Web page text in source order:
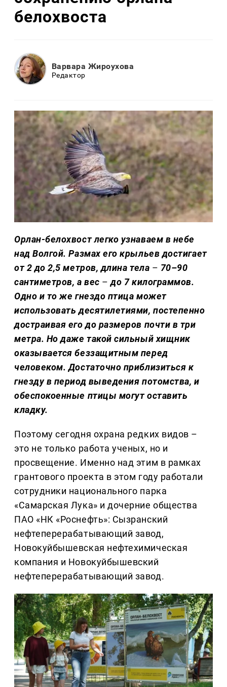
белохвоста
Варвара Жироухова
Редактор
Орлан-белохвост легко узнаваем в небе
над Волгой. Размах его крыльев достигает
от 2 до 2,5 метров, длина тела – 70–90
сантиметров, а вес – до 7 килограммов.
Одно и то же гнездо птица может
использовать десятилетиями, постепенно
достраивая его до размеров почти в три
метра. Но даже такой сильный хищник
оказывается беззащитным перед
человеком. Достаточно приблизиться к
гнезду в период выведения потомства, и
обеспокоенные птицы могут оставить
кладку.
Поэтому сегодня охрана редких видов –
это не только работа ученых, но и
просвещение. Именно над этим в рамках
грантового проекта в этом году работали
сотрудники национального парка
«Самарская Лука» и дочерние общества
ПАО «НК «Роснефть»: Сызранский
нефтеперерабатывающий завод,
Новокуйбышевская нефтехимическая
компания и Новокуйбышевский
нефтеперерабатывающий завод.